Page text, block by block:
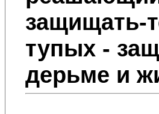
защищать-
тупых -
дерьме и